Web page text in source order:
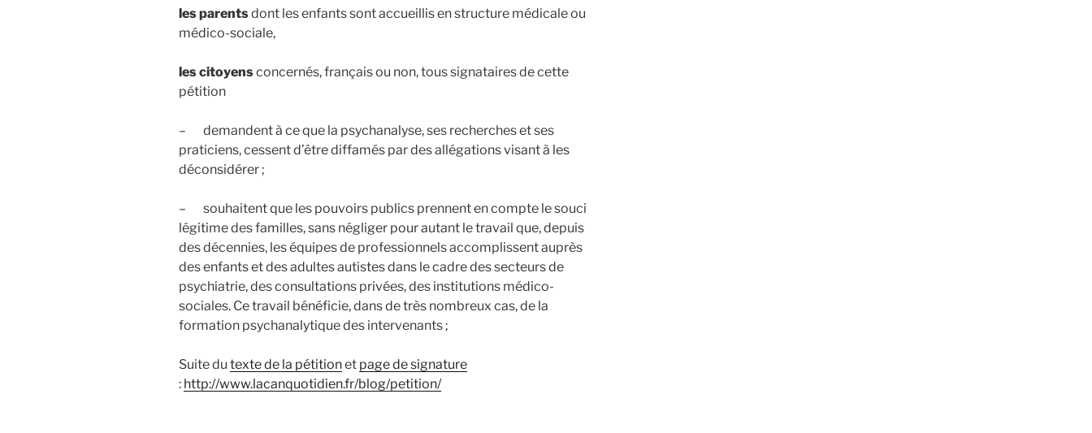
les parentsdont les enfants sont accueillis en structure médicale ou
médico-sociale,
les citoyensconcernés, français ou non, tous signataires de cette
pétition
– demandent à ce que la psychanalyse, ses recherches et ses
praticiens, cessent d’être diffamés par des allégations visant à les
déconsidérer ;
– souhaitent que les pouvoirs publics prennent en compte le souci
légitime des familles, sans négliger pour autant le travail que, depuis
des décennies, les équipes de professionnels accomplissent auprès
des enfants et des adultes autistes dans le cadre des secteurs de
psychiatrie, des consultations privées, des institutions médico-
sociales. Ce travail bénéficie, dans de très nombreux cas, de la
formation psychanalytique des intervenants ;
Suite du texte de la pétitionet page de signature
: http://www.lacanquotidien.fr/blog/petition/